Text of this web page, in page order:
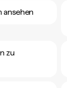
ansehen
zu